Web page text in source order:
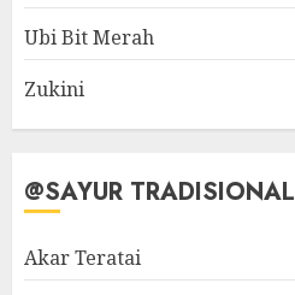
Ubi Bit Merah
Zukini
@SAYUR TRADISIONAL
Akar Teratai